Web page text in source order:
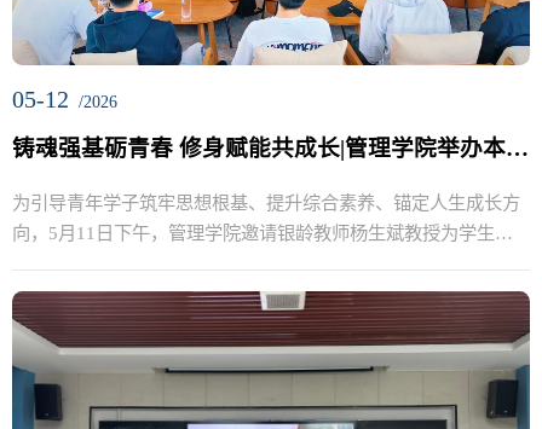
05-12 /2026
铸魂强基砺青春 修身赋能共成长|管理学院举办本科毕业生党员及党团积极分子专题教育活动
为引导青年学子筑牢思想根基、提升综合素养、锚定人生成长方
向，5月11日下午，管理学院邀请银龄教师杨生斌教授为学生作